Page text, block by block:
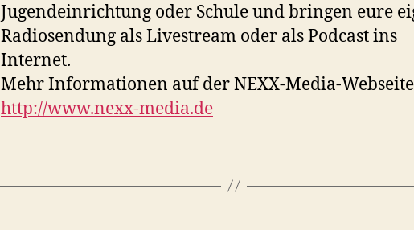
Jugendeinrichtung oder Schule und bringen eure
Radiosendung als Livestream oder als Podcast ins
Internet.
Mehr Informationen auf der NEXX-Media-
http://www.nexx-media.de